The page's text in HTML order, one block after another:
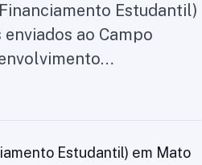
Estudantil)
ao Campo
Estudantil) em Mato